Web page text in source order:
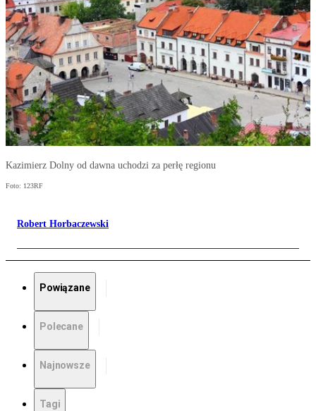
Kazimierz Dolny od dawna uchodzi za perłę regionu
Foto: 123RF
Robert Horbaczewski
Powiązane
Polecane
Najnowsze
Tagi